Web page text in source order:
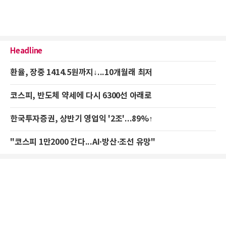
Headline
환율, 장중 1414.5원까지↓...10개월래 최저
코스피, 반도체 약세에 다시 6300선 아래로
한국투자증권, 상반기 영업익 '2조'...89%↑
"코스피 1만2000 간다...AI·방산·조선 유망"